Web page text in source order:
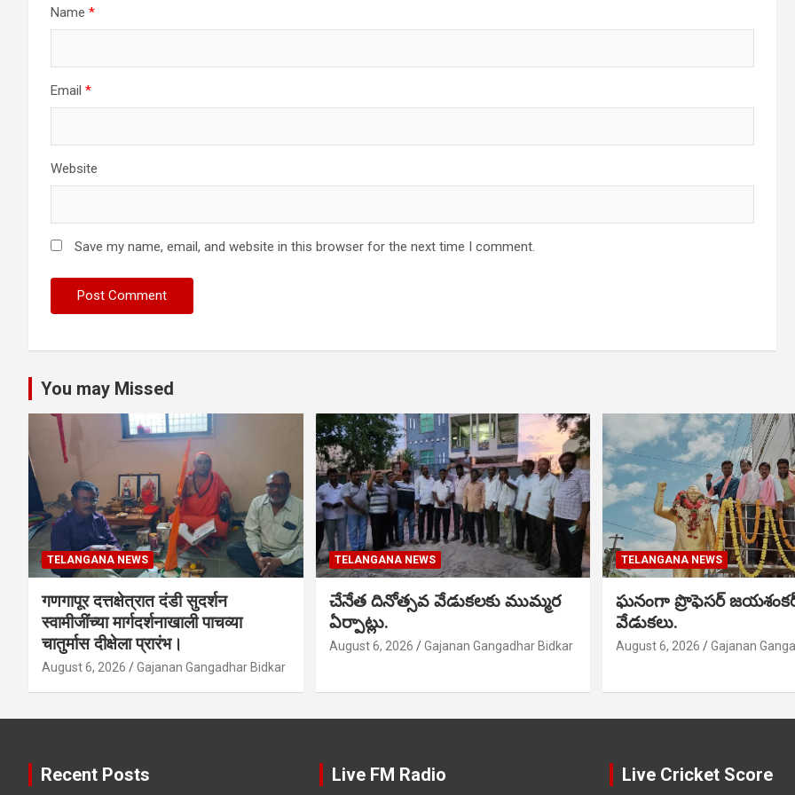
Name *
Email *
Website
Save my name, email, and website in this browser for the next time I comment.
You may Missed
TELANGANA NEWS
गणगापूर दत्तक्षेत्रात दंडी सुदर्शन
स्वामीजींच्या मार्गदर्शनाखाली पाचव्या
चातुर्मास दीक्षेला प्रारंभ।
August 6, 2026 Gajanan Gangadhar Bidkar
TELANGANA NEWS
చేనేత దినోత్సవ వేడుకలకు ముమ్మర
ఏర్పాట్లు.
August 6, 2026 Gajanan Gangadhar Bidkar
TELANGANA NEWS
ఘనంగా ప్రొఫెసర్
వేడుకలు.
August 6, 2026 Gajanan
Recent Posts Live FM Radio Live Cricket Score